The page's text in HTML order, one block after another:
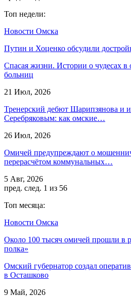
Топ недели:
Новости Омска
Путин и Хоценко обсудили
Спасая жизни. Истории о чудесах
больниц
21 Июл, 2026
Тренерский дебют Шарипзянова и
Серебряковым: как омские…
26 Июл, 2026
Омичей предупреждают о
перерасчётом коммунальных…
5 Авг, 2026
пред. след. 1 из 56
Топ месяца:
Новости Омска
Около 100 тысяч омичей прошли в
полка»
Омский губернатор создал
в Осташково
9 Май, 2026